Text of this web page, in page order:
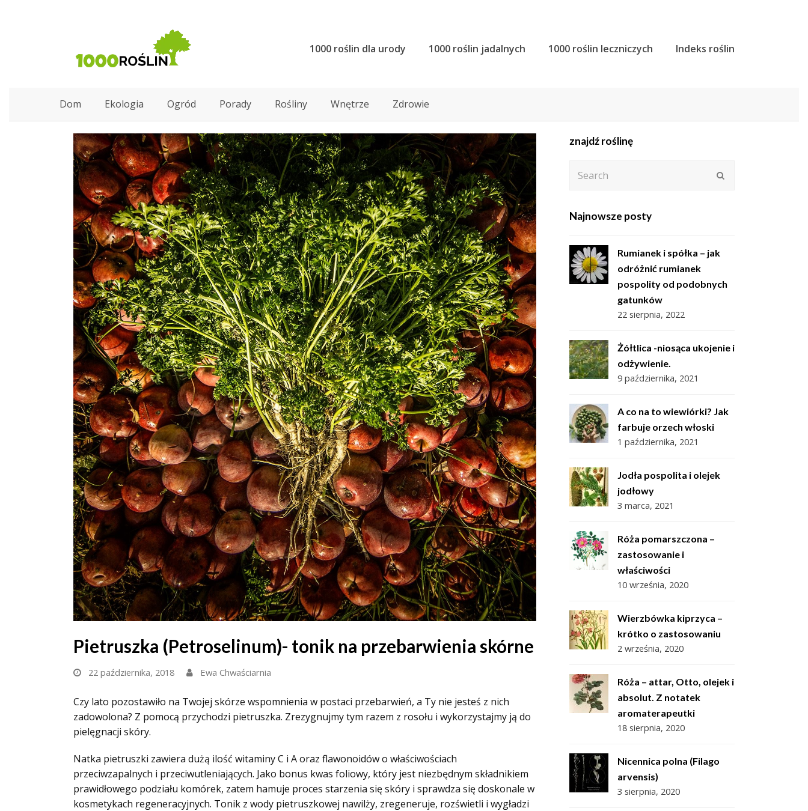
1000 roślin dla urody 1000 roślin jadalnych 1000 roślin leczniczych Indeks roślin
Dom Ekologia Ogród Porady Rośliny Wnętrze Zdrowie
Pietruszka (Petroselinum)- tonik na przebarwienia skórne
22 października, 2018 Ewa Chwaściarnia
Czy lato pozostawiło na Twojej skórze wspomnienia w postaci przebarwień, a Ty nie jesteś z nich
zadowolona? Z pomocą przychodzi pietruszka. Zrezygnujmy tym razem z rosołu i wykorzystajmy ją do
pielęgnacji skóry.
Natka pietruszki zawiera dużą ilość witaminy C i A oraz flawonoidów o właściwościach
przeciwzapalnych i przeciwutleniających. Jako bonus kwas foliowy, który jest niezbędnym składnikiem
prawidłowego podziału komórek, zatem hamuje proces starzenia się skóry i sprawdza się doskonale w
kosmetykach regeneracyjnych. Tonik z wody pietruszkowej nawilży, zregeneruje, rozświetli i wygładzi
znajdź roślinę
Najnowsze posty
Rumianek i spółka – jak
odróżnić rumianek
pospolity od podobnych
gatunków
22 sierpnia, 2022
Żółtlica -niosąca ukojenie i
odżywienie.
9 października, 2021
A co na to wiewiórki? Jak
farbuje orzech włoski
1 października, 2021
Jodła pospolita i olejek
jodłowy
3 marca, 2021
Róża pomarszczona –
zastosowanie i
właściwości
10 września, 2020
Wierzbówka kiprzyca –
krótko o zastosowaniu
2 września, 2020
Róża – attar, Otto, olejek i
absolut. Z notatek
aromaterapeutki
18 sierpnia, 2020
Nicennica polna (Filago
arvensis)
3 sierpnia, 2020